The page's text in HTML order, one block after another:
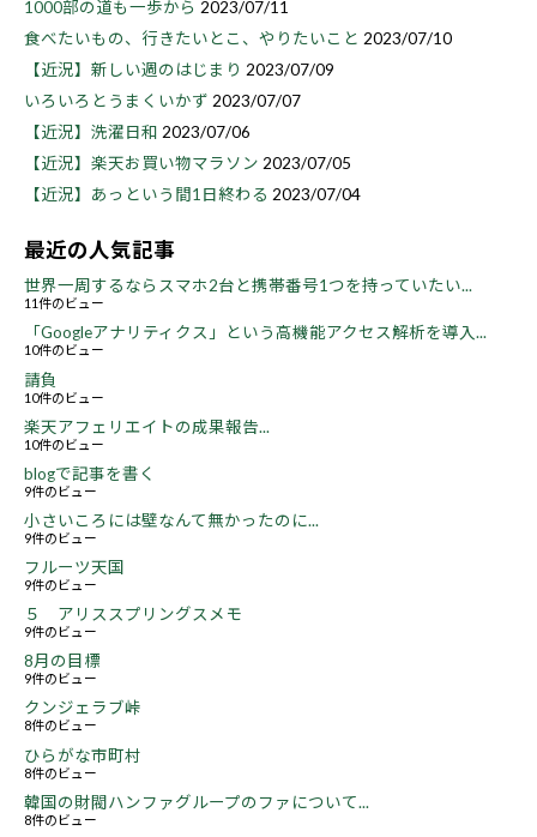
1000部の道も一歩から 2023/07/11
食べたいもの、行きたいとこ、やりたいこと 2023/07/10
【近況】新しい週のはじまり 2023/07/09
いろいろとうまくいかず 2023/07/07
【近況】洗濯日和 2023/07/06
【近況】楽天お買い物マラソン 2023/07/05
【近況】あっという間1日終わる 2023/07/04
最近の人気記事
世界一周するならスマホ2台と携帯番号1つを持っていたい...
11件のビュー
「Googleアナリティクス」という高機能アクセス解析を導入...
10件のビュー
請負
10件のビュー
楽天アフェリエイトの成果報告...
10件のビュー
blogで記事を書く
9件のビュー
小さいころには壁なんて無かったのに...
9件のビュー
フルーツ天国
9件のビュー
５ アリススプリングスメモ
9件のビュー
8月の目標
9件のビュー
クンジェラブ峠
8件のビュー
ひらがな市町村
8件のビュー
韓国の財閥ハンファグループのファについて...
8件のビュー